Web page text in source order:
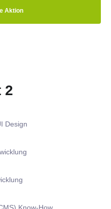
Aktion
2
Design